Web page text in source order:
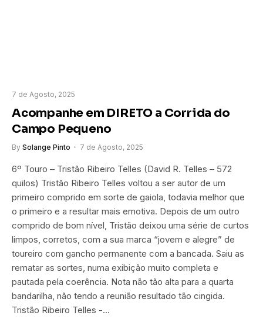
7 de Agosto, 2025
Acompanhe em DIRETO a Corrida do
Campo Pequeno
By Solange Pinto 7 de Agosto, 2025
6º Touro – Tristão Ribeiro Telles (David R. Telles – 572
quilos) Tristão Ribeiro Telles voltou a ser autor de um
primeiro comprido em sorte de gaiola, todavia melhor que
o primeiro e a resultar mais emotiva. Depois de um outro
comprido de bom nível, Tristão deixou uma série de curtos
limpos, corretos, com a sua marca “jovem e alegre” de
toureiro com gancho permanente com a bancada. Saiu as
rematar as sortes, numa exibição muito completa e
pautada pela coerência. Nota não tão alta para a quarta
bandarilha, não tendo a reunião resultado tão cingida.
Tristão Ribeiro Telles -…